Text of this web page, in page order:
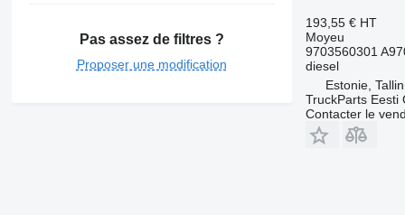
Pas assez de filtres ?
Proposer une modification
193,55 € HT
Moyeu
9703560301
diesel
Estonie,
TruckParts Eesti
Contacter le